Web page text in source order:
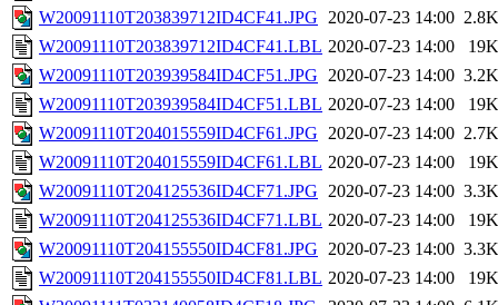
W20091110T203839712ID4CF41.JPG 2020-07-23 14:00 2.8K
W20091110T203839712ID4CF41.LBL 2020-07-23 14:00
19K
W20091110T203939584ID4CF51.JPG 2020-07-23 14:00 3.2K
W20091110T203939584ID4CF51.LBL 2020-07-23 14:00
19K
W20091110T204015559ID4CF61.JPG 2020-07-23 14:00 2.7K
W20091110T204015559ID4CF61.LBL 2020-07-23 14:00
19K
W20091110T204125536ID4CF71.JPG 2020-07-23 14:00 3.3K
W20091110T204125536ID4CF71.LBL 2020-07-23 14:00
19K
W20091110T204155550ID4CF81.JPG 2020-07-23 14:00 3.3K
W20091110T204155550ID4CF81.LBL 2020-07-23 14:00
19K